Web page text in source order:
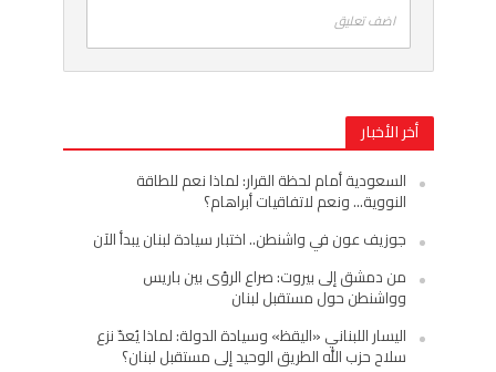
اضف تعليق
أخر الأخبار
السعودية أمام لحظة القرار: لماذا نعم للطاقة
النووية… ونعم لاتفاقيات أبراهام؟
جوزيف عون في واشنطن.. اختبار سيادة لبنان يبدأ الآن
من دمشق إلى بيروت: صراع الرؤى بين باريس
وواشنطن حول مستقبل لبنان
اليسار اللبناني «اليقظ» وسيادة الدولة: لماذا يُعدّ نزع
سلاح حزب الله الطريق الوحيد إلى مستقبل لبنان؟